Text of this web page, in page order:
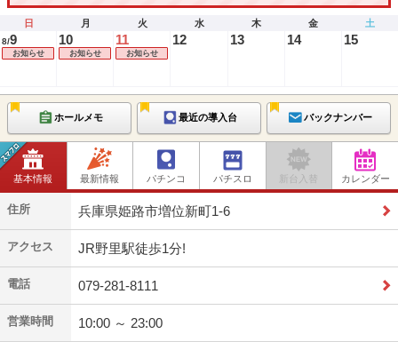
日 月 火 水 木 金 土
8/9
お知らせ
10
お知らせ
11
お知らせ
12 13 14 15
ホールメモ 最近の導入台 バックナンバー
基本情報 最新情報 パチンコ パチスロ 新台入替 カレンダー
住所 兵庫県姫路市増位新町1-6
アクセス JR野里駅徒歩1分!
電話 079-281-8111
営業時間 10:00 ～ 23:00